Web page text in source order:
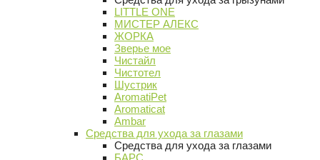
LITTLE ONE
МИСТЕР АЛЕКС
ЖОРКА
Зверье мое
Чистайл
Чистотел
Шустрик
AromatiPet
Aromaticat
Ambar
Средства для ухода за глазами
Средства для ухода за глазами
БАРС